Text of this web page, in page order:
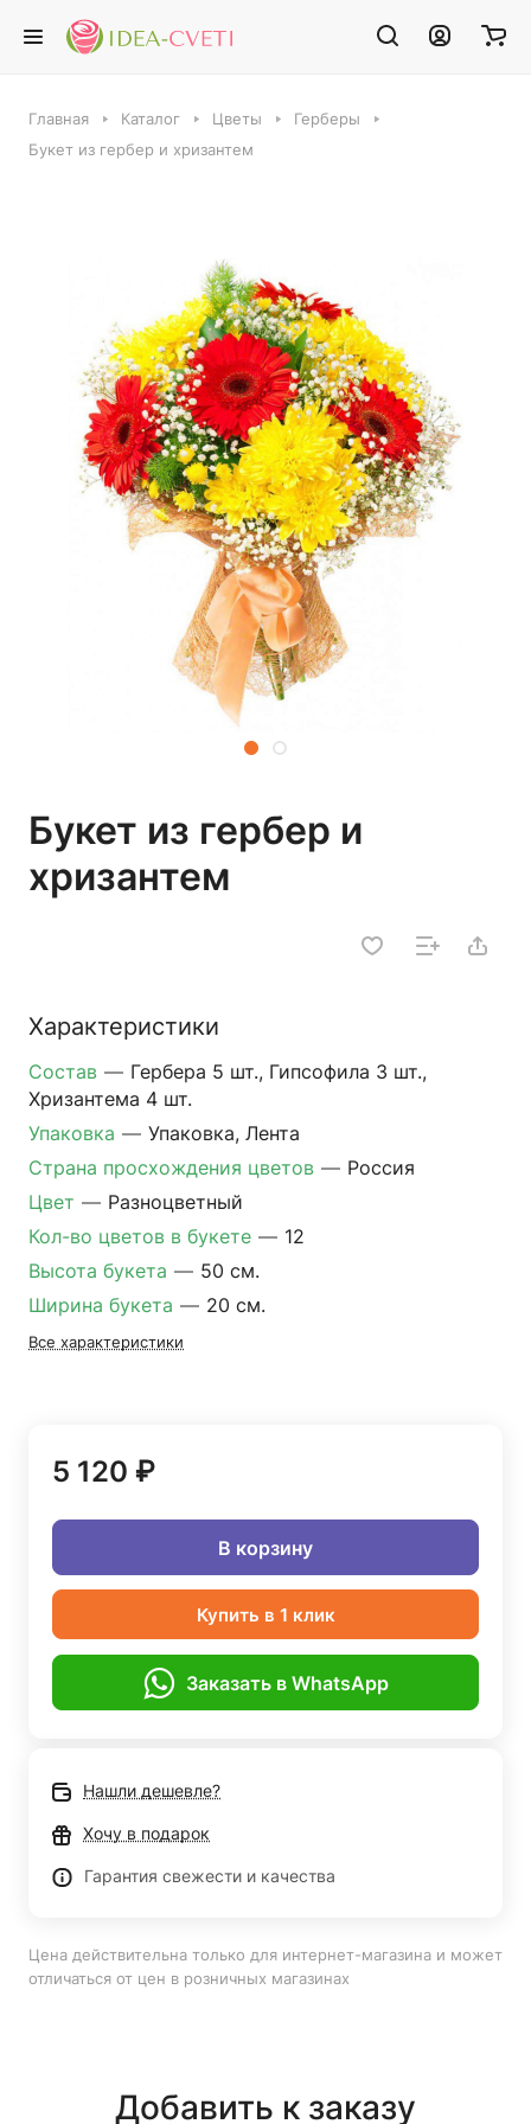
Главная Каталог Цветы
Герберы
Букет из гербер и хризантем
Букет из гербер и
хризантем
Характеристики
Состав — Гербера 5 шт., Гипсофила 3 шт.,
Хризантема 4 шт.
Упаковка — Упаковка, Лента
Страна просхождения цветов — Россия
Цвет — Разноцветный
Кол-во цветов в букете — 12
Высота букета — 50 см.
Ширина букета — 20 см.
Все характеристики
5 120 ₽
В корзину
Купить в 1 клик
Заказать в WhatsApp
Нашли дешевле?
Хочу в подарок
Гарантия свежести и качества
Цена действительна только для интернет-магазина и может
отличаться от цен в розничных магазинах
Добавить к заказу